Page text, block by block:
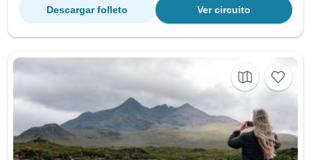
Ver circuito
Descargar folleto